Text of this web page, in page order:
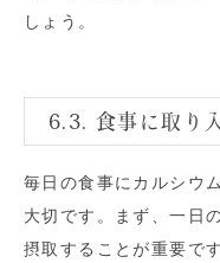
しょう。
6.3. 食事に取り
毎日の食事にカルシウ
大切です。まず、一日
摂取することが重要で